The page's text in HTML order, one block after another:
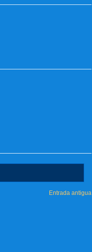
Entrada antigua